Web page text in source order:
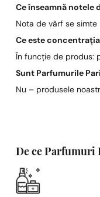
Ce înseamnă notele
Nota de vârf se
Ce este
În funcție de produs:
Sunt Parfumurile
Nu – produsele
De ce Parfumuri